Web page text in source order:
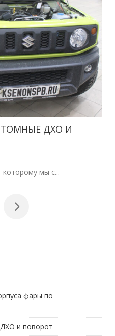
ДХО И
мы с...
фары по
и поворот